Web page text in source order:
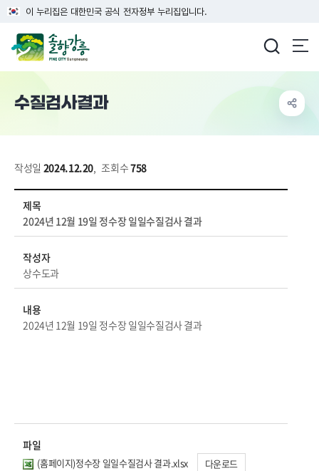
이 누리집은 대한민국 공식 전자정부 누리집입니다.
수질검사결과
작성일 2024.12.20, 조회수758
제목
2024년 12월 19일 정수장 일일수질검사 결과
작성자
상수도과
내용
2024년 12월 19일 정수장 일일수질검사 결과
파일
(홈페이지)정수장 일일수질검사 결과.xlsx
다운로드